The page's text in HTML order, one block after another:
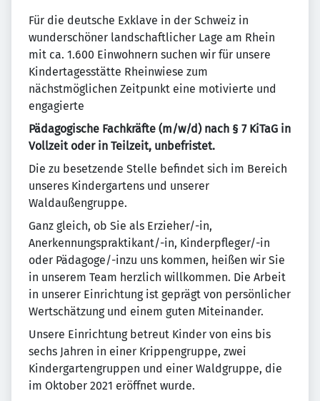
Für die deutsche Exklave in der Schweiz in
wunderschöner landschaftlicher Lage am Rhein
mit ca. 1.600 Einwohnern suchen wir für unsere
Kindertagesstätte Rheinwiese zum
nächstmöglichen Zeitpunkt eine motivierte und
engagierte
Pädagogische Fachkräfte (m/w/d) nach § 7 KiTaG in
Vollzeit oder in Teilzeit, unbefristet.
Die zu besetzende Stelle befindet sich im Bereich
unseres Kindergartens und unserer
Waldaußengruppe.
Ganz gleich, ob Sie als Erzieher/-in,
Anerkennungspraktikant/-in, Kinderpfleger/-in
oder Pädagoge/-inzu uns kommen, heißen wir Sie
in unserem Team herzlich willkommen. Die Arbeit
in unserer Einrichtung ist geprägt von persönlicher
Wertschätzung und einem guten Miteinander.
Unsere Einrichtung betreut Kinder von eins bis
sechs Jahren in einer Krippengruppe, zwei
Kindergartengruppen und einer Waldgruppe, die
im Oktober 2021 eröffnet wurde.